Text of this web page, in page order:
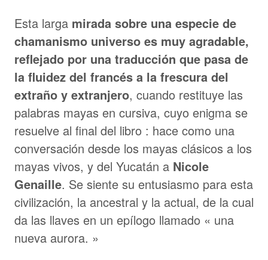
Esta larga mirada sobre una especie de
chamanismo universo es muy agradable,
reflejado por una traducción que pasa de
la fluidez del francés a la frescura del
extraño y extranjero, cuando restituye las
palabras mayas en cursiva, cuyo enigma se
resuelve al final del libro : hace como una
conversación desde los mayas clásicos a los
mayas vivos, y del Yucatán a Nicole
Genaille. Se siente su entusiasmo para esta
civilización, la ancestral y la actual, de la cual
da las llaves en un epílogo llamado « una
nueva aurora. »